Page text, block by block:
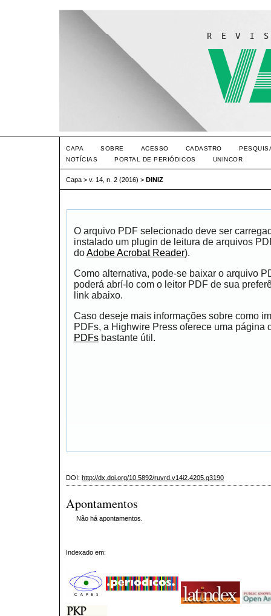
CAPA SOBRE ACESSO CADASTRO
NOTÍCIAS
PORTAL DE PERIÓDICOS UNINCOR
Capa > v. 14, n. 2 (2016) > DINIZ
O arquivo PDF selecionado deve ser
instalado um plugin de leitura de arquivos
doAdobe Acrobat Reader).
Como alternativa, pode-se baixar o arquivo
poderá abrí-lo com o leitor PDF de sua
link abaixo.
Caso deseje mais informações sobre como
PDFs, a Highwire Press oferece uma página
PDFs bastante útil.
DOI: http://dx.doi.org/10.5892/ruvrd.v14i2.4205.g3190
Apontamentos
Não há apontamentos.
Indexado em: